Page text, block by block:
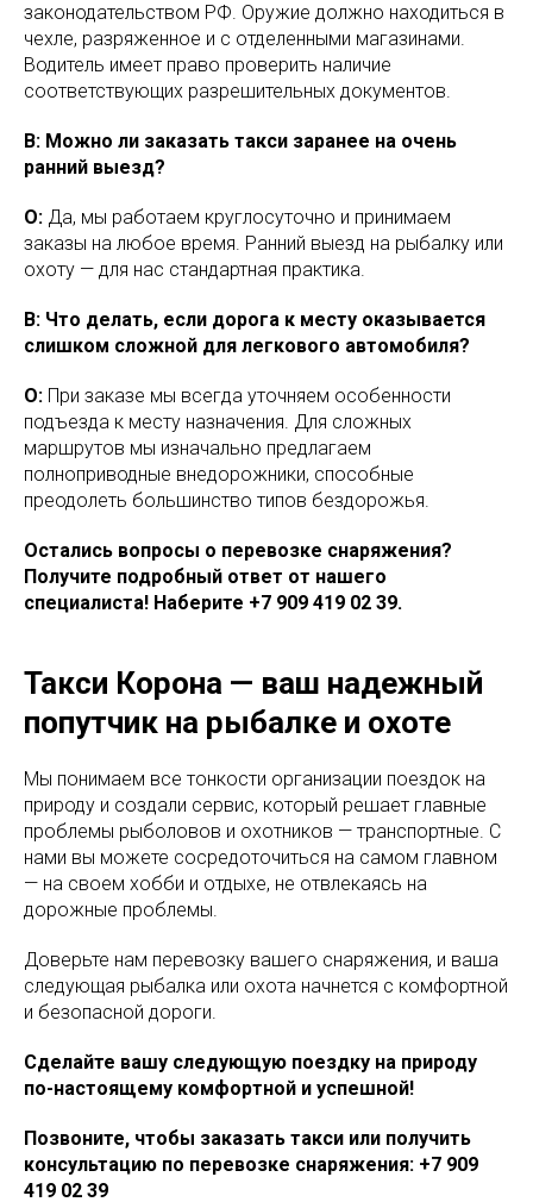
законодательством РФ. Оружие должно находиться в
чехле, разряженное и с отделенными магазинами.
Водитель имеет право проверить наличие
соответствующих разрешительных документов.
В: Можно ли заказать такси заранее на очень
ранний выезд?
О: Да, мы работаем круглосуточно и принимаем
заказы на любое время. Ранний выезд на рыбалку или
охоту — для нас стандартная практика.
В: Что делать, если дорога к месту оказывается
слишком сложной для легкового автомобиля?
О: При заказе мы всегда уточняем особенности
подъезда к месту назначения. Для сложных
маршрутов мы изначально предлагаем
полноприводные внедорожники, способные
преодолеть большинство типов бездорожья.
Остались вопросы о перевозке снаряжения?
Получите подробный ответ от нашего
специалиста! Наберите +7 909 419 02 39.
Такси Корона — ваш надежный
попутчик на рыбалке и охоте
Мы понимаем все тонкости организации поездок на
природу и создали сервис, который решает главные
проблемы рыболовов и охотников — транспортные. С
нами вы можете сосредоточиться на самом главном
— на своем хобби и отдыхе, не отвлекаясь на
дорожные проблемы.
Доверьте нам перевозку вашего снаряжения, и ваша
следующая рыбалка или охота начнется с комфортной
и безопасной дороги.
Сделайте вашу следующую поездку на природу
по-настоящему комфортной и успешной!
Позвоните, чтобы заказать такси или получить
консультацию по перевозке снаряжения: +7 909
419 02 39